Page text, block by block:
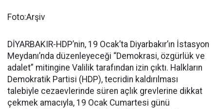
Foto:Arşiv
DİYARBAKIR-HDP’nin, 19 Ocak’ta Diyarbakır’ın İstasyon
Meydanı’nda düzenleyeceği “Demokrasi, özgürlük ve
adalet” mitingine Valilik tarafından izin çıktı. Halkların
Demokratik Partisi (HDP), tecridin kaldırılması
talebiyle cezaevlerinde süren açlık grevlerine dikkat
çekmek amacıyla, 19 Ocak Cumartesi günü